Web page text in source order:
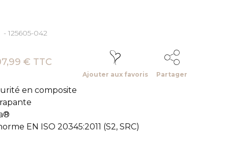
- 125605-042
€ TTC
Ajouter aux favoris Partager
en composite
EN ISO 20345:2011 (S2, SRC)